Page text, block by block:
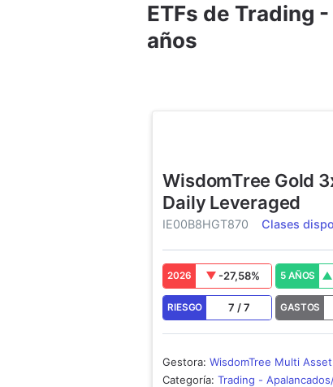
ETFs de Trading
años
WisdomTree Gold
Daily Leveraged
IE00B8HGT870 Clases
2026 -27,58% 5 AÑOS
RIESGO 7 /7 GASTOS
Gestora:WisdomTree Multi
PLC
Categoría:Trading -